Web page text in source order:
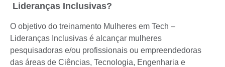
Lideranças Inclusivas?
O objetivo do treinamento Mulheres em Tech –
Lideranças Inclusivas é alcançar mulheres
pesquisadoras e/ou profissionais ou empreendedoras
das áreas de Ciências, Tecnologia, Engenharia e